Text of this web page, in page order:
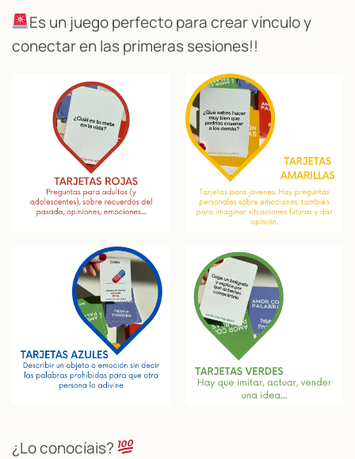
Es un juego perfecto para crear vínculo y
conectar en las primeras sesiones!!
¿Lo conocíais?